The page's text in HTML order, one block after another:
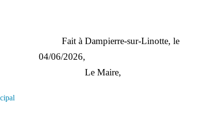
Fait à Dampierre-sur-Linotte, le
04/06/2026,
Le Maire,